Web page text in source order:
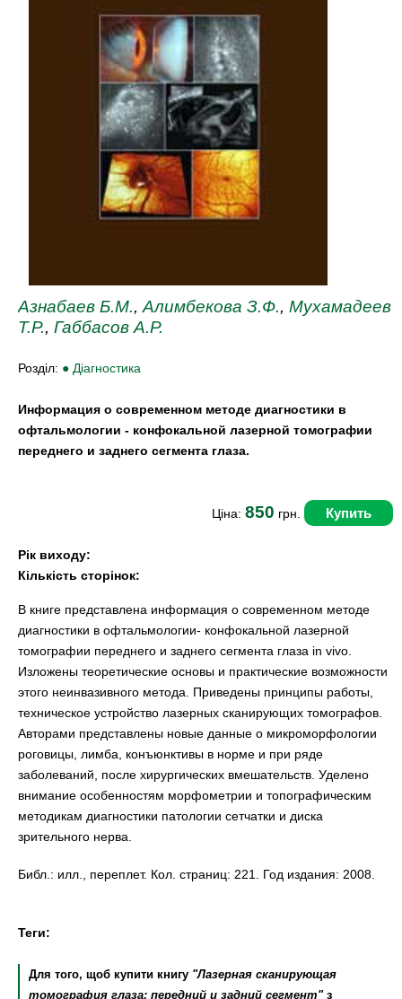
Азнабаев Б.М.,Алимбекова З.Ф., Мухамадеев
Т.Р., Габбасов А.Р.
Розділ: ● Діагностика
Информация о современном методе диагностики в
офтальмологии - конфокальной лазерной томографии
переднего и заднего сегмента глаза.
Ціна: 850 грн. Купить
Рік виходу:
Кількість сторінок:
В книге представлена информация о современном методе
диагностики в офтальмологии- конфокальной лазерной
томографии переднего и заднего сегмента глаза in vivo.
Изложены теоретические основы и практические возможности
этого неинвазивного метода. Приведены принципы работы,
техническое устройство лазерных сканирующих томографов.
Авторами представлены новые данные о микроморфологии
роговицы, лимба, конъюнктивы в норме и при ряде
заболеваний, после хирургических вмешательств. Уделено
внимание особенностям морфометрии и топографическим
методикам диагностики патологии сетчатки и диска
зрительного нерва.
Библ.: илл., переплет. Кол. страниц: 221. Год издания: 2008.
Теги:
Для того, щоб купити книгу "Лазерная сканирующая
томография глаза: передний и задний сегмент"з